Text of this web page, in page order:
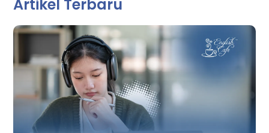
Artikel Terbaru